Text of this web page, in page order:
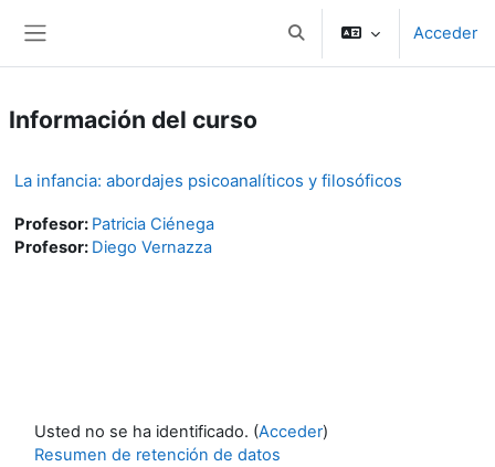
Toggle search inputAcceder
Información del curso
La infancia: abordajes psicoanalíticos y filosóficos
Profesor: Patricia Ciénega
Profesor: Diego Vernazza
Usted no se ha identificado. (Acceder)
Resumen de retención de datos